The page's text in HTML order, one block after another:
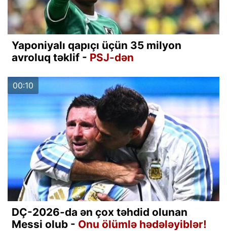
Yaponiyalı qapıçı üçün 35 milyon
avroluq təklif - PSJ-dən
00:10
DÇ-2026-da ən çox təhdid olunan
Messi olub - Onu ölümlə hədələyiblər!